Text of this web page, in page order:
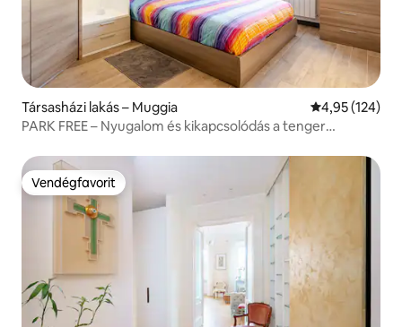
Társasházi lakás – Muggia Átlagos
4,95 (124)
PARK FREE – Nyugalom és kikapcsolódás a tenger
Vendégfavorit
Vendégfavorit